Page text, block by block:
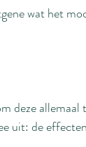
wat het
deze
uit: de